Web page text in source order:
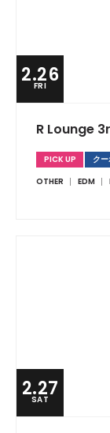
2.26
FRI
R Lounge
PICK UP
ク
OTHER
EDM
2.27
SAT